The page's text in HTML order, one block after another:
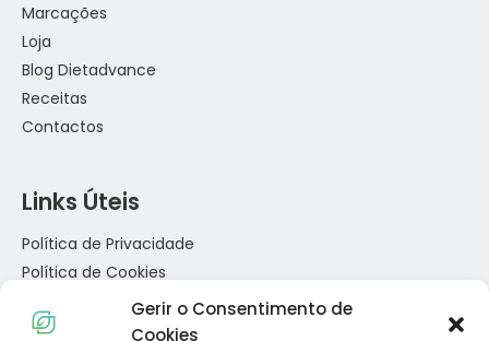
Gerir o Consentimento de
Cookies
Marcações
Loja
Blog Dietadvance
Receitas
Contactos
Links Úteis
Política de Privacidade
Política de Cookies
Termos e Condições
Resolução de Conflitos de Consumo